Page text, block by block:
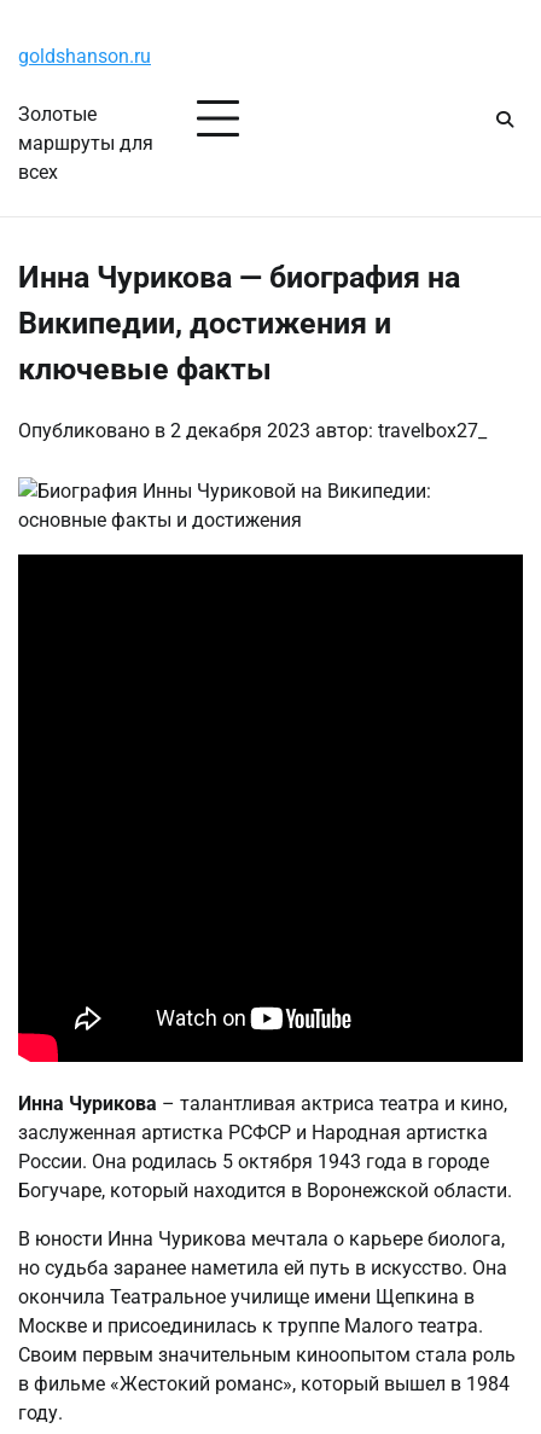
содержимому
goldshanson.ru
Золотые
маршруты для
всех
Инна Чурикова — биография на
Википедии, достижения и
ключевые факты
Опубликовано в 2 декабря 2023 автор: travelbox27_
Инна Чурикова – талантливая актриса театра и кино,
заслуженная артистка РСФСР и Народная артистка
России. Она родилась 5 октября 1943 года в городе
Богучаре, который находится в Воронежской области.
В юности Инна Чурикова мечтала о карьере биолога,
но судьба заранее наметила ей путь в искусство. Она
окончила Театральное училище имени Щепкина в
Москве и присоединилась к труппе Малого театра.
Своим первым значительным киноопытом стала роль
в фильме «Жестокий романс», который вышел в 1984
году.